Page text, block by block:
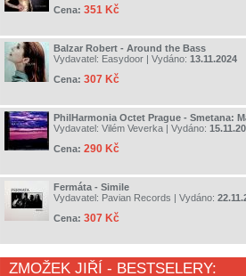
Cena: 351 Kč
Balzar Robert - Around the Bass
Vydavatel: Easydoor | Vydáno: 13.11.2024
Cena: 307 Kč
PhilHarmonia Octet Prague - Smetana:
Vydavatel: Vilém Veverka | Vydáno:
Cena: 290 Kč
Fermáta - Simile
Vydavatel: Pavian Records | Vydáno:
Cena: 307 Kč
ZMOŽEK JIŘÍ - BESTSELERY: